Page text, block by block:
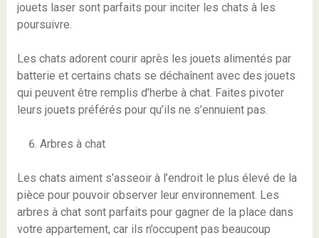
jouets laser sont parfaits pour inciter les chats à les
poursuivre.
Les chats adorent courir après les jouets alimentés par
batterie et certains chats se déchaînent avec des jouets
qui peuvent être remplis d’herbe à chat. Faites pivoter
leurs jouets préférés pour qu’ils ne s’ennuient pas.
Arbres à chat
Les chats aiment s’asseoir à l’endroit le plus élevé de la
pièce pour pouvoir observer leur environnement. Les
arbres à chat sont parfaits pour gagner de la place dans
votre appartement, car ils n’occupent pas beaucoup